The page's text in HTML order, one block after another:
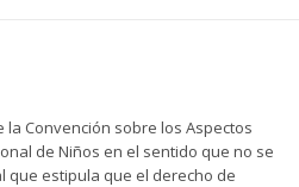
la Convención sobre los Aspectos
de Niños en el sentido que no se
que estipula que el derecho de